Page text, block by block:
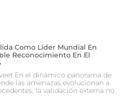
Como Líder Mundial En
Reconocimiento En El
En el dinámico panorama de
las amenazas evolucionan a
la validación externa no